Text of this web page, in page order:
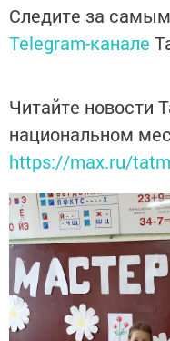
Следите за
Telegram-канале
Читайте новости
национальном
https://max.ru/